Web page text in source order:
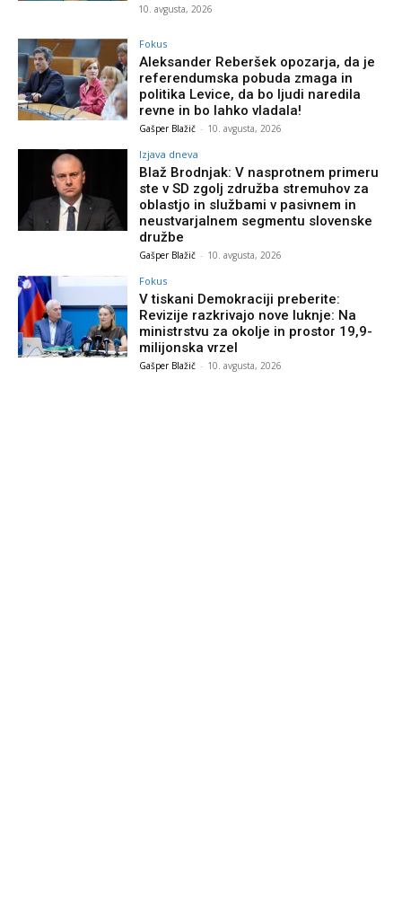
10. avgusta, 2026
Fokus
Aleksander Reberšek opozarja, da je
referendumska pobuda zmaga in
politika Levice, da bo ljudi naredila
revne in bo lahko vladala!
Gašper Blažič - 10. avgusta, 2026
Izjava dneva
Blaž Brodnjak: V nasprotnem primeru
ste v SD zgolj združba stremuhov za
oblastjo in službami v pasivnem in
neustvarjalnem segmentu slovenske
družbe
Gašper Blažič - 10. avgusta, 2026
Fokus
V tiskani Demokraciji preberite:
Revizije razkrivajo nove luknje: Na
ministrstvu za okolje in prostor 19,9-
milijonska vrzel
Gašper Blažič - 10. avgusta, 2026